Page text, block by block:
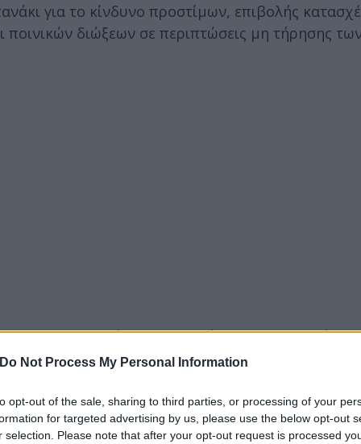
Do Not Process My Personal Information
opt-out of the sale, sharing to third parties, or processing of your
for targeted advertising by us, please use the below opt-out
selection. Please note that after your opt-out request is processed
για το κίνδυνο προστίμων, επιβολής
διώξεων σε περιπτώσεις μη τήρησης
θα δίνει τη δυνατότητα στους πολίτες
τις εξοφλήσουν, καθώς επίσης να βλέπουν τα